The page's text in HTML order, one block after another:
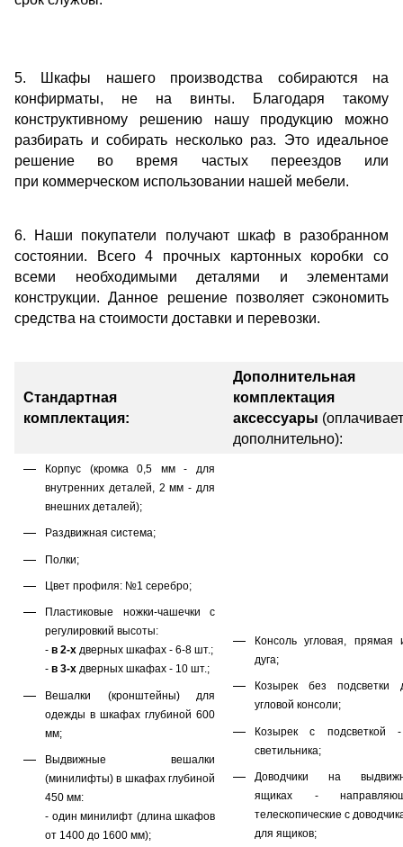
5. Шкафы нашего производства собираются на
конфирматы, не на винты. Благодаря такому
конструктивному решению нашу продукцию можно
разбирать и собирать несколько раз. Это идеальное
решение во время частых переездов или
при коммерческом использовании нашей мебели.
6. Наши покупатели получают шкаф в разобранном
состоянии. Всего 4 прочных картонных коробки со
всеми необходимыми деталями и элементами
конструкции. Данное решение позволяет сэкономить
средства на стоимости доставки и перевозки.
Стандартная
комплектация:
Дополнительная
комплектация
аксессуары
дополнительно):
Корпус (кромка 0,5 мм - для
внутренних деталей, 2 мм - для
внешних деталей);
Раздвижная система;
Полки;
Цвет профиля: №1 серебро;
Пластиковые ножки-чашечки с
регулировкий высоты:
- в 2-х дверных шкафах - 6-8 шт.;
- в 3-х дверных шкафах - 10 шт.;
Вешалки (кронштейны) для
одежды в шкафах глубиной 600
мм;
Выдвижные вешалки
(минилифты) в шкафах глубиной
450 мм:
- один минилифт (длина шкафов
от 1400 до 1600 мм);
Консоль угловая, прямая
дуга;
Козырек без подсветки
угловой консоли;
Козырек с подсветкой
светильника;
Доводчики на
ящиках -
телескопические с
для ящиков;